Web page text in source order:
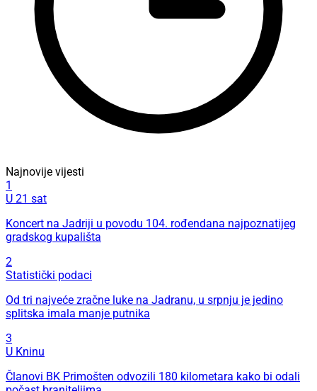
Najnovije vijesti
1
U 21 sat
Koncert na Jadriji u povodu 104. rođendana najpoznatijeg
gradskog kupališta
2
Statistički podaci
Od tri najveće zračne luke na Jadranu, u srpnju je jedino
splitska imala manje putnika
3
U Kninu
Članovi BK Primošten odvozili 180 kilometara kako bi odali